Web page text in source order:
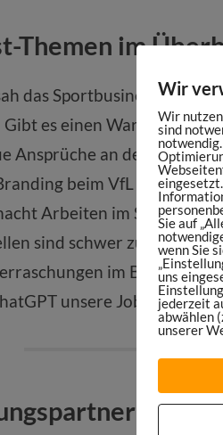
Themen im
das Sportbusiness vor 10
es einen War for
Ansprüche an den
beim VfL Bochum
Arbeiten im Sport
sind schwer zu besetzen?
im
unsere Jobs
IST
Wir
Wir
sind
Sie auf
wenn Sie
uns
jederzeit
abwählen
unserer